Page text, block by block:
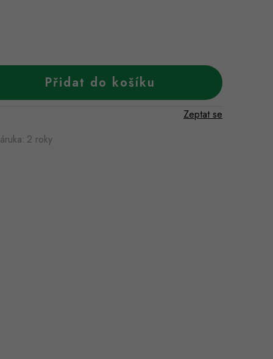
Přidat do košíku
: 2 roky
Zeptat se